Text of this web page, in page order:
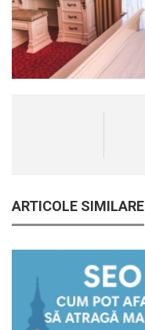
ARTICOLE SIMILARE